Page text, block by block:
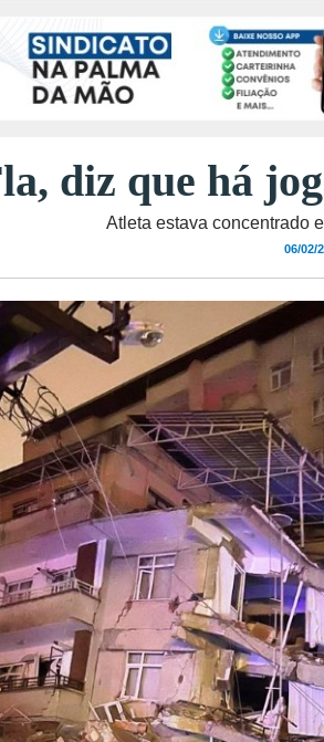
diz que há
Atleta estava concentrado
06/02/